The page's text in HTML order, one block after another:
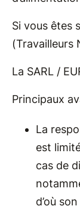
Si vous êtes
(Travailleurs
La SARL /
Principaux
La
est
cas de
d’où